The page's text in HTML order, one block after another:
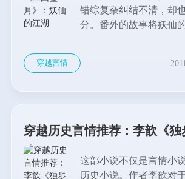
错综复杂纠结不清，却
分。番外的故事将妖仙
了。...
穿越言情
穿越历史言情推荐：李歆《独
这部小说不仅是言情小
历史小说。作者李歆对